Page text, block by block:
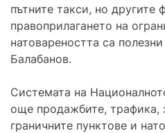
пътните такси, но другите
правоприлагането на
натовареността са
Балабанов.
Системата на
още продажбите, трафика,
граничните пунктове и